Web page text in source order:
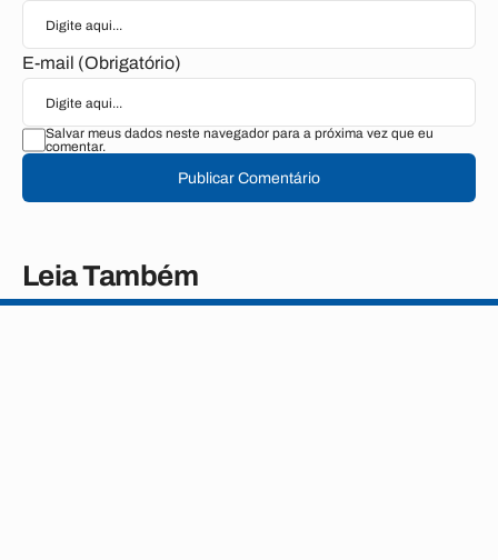
E-mail (Obrigatório)
Salvar meus dados neste navegador para a próxima vez que eu
comentar.
Publicar Comentário
Leia Também